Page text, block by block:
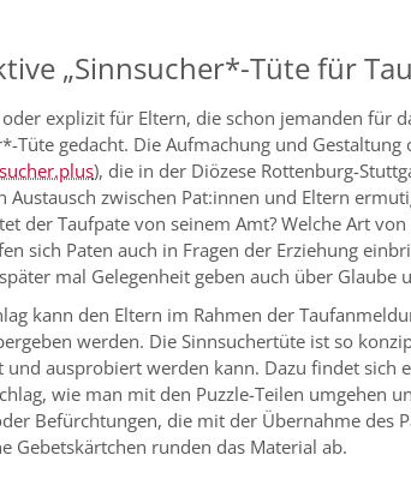
„Sinnsucher*-Tüte für
oder explizit für Eltern, die schon jemanden für
Tüte gedacht. Die Aufmachung und
), die in der Diözese Rottenburg-
Austausch zwischen Pat:innen und Eltern
der Taufpate von seinem Amt? Welche Art
sich Paten auch in Fragen der Erziehung
mal Gelegenheit geben auch über Glaube
kann den Eltern im Rahmen der
werden. Die Sinnsuchertüte ist so
und ausprobiert werden kann. Dazu findet sich
wie man mit den Puzzle-Teilen umgehen
Befürchtungen, die mit der Übernahme des
Gebetskärtchen runden das Material ab.